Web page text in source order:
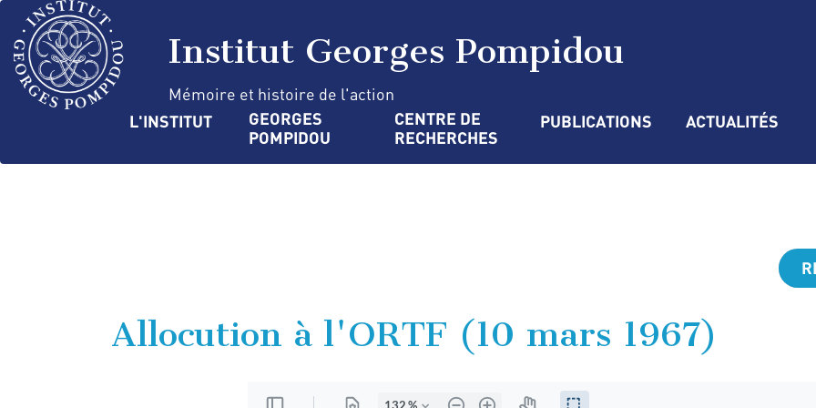
Aller
au
contenu
principal
Institut Georges Pompidou
Mémoire et histoire de l'action
Navigation
L'INSTITUT
GEORGES
POMPIDOU
CENTRE DE
RECHERCHES
PUBLICATIONS ACTUALITÉS
Allocution à l'ORTF (10 mars 1967)
Panneau de gestion des cookies